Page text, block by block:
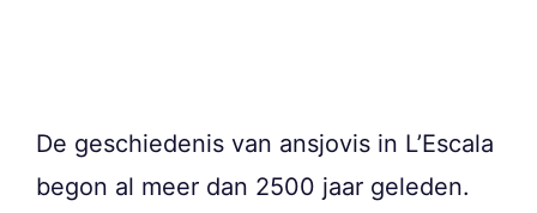
De geschiedenis van ansjovis in L’Escala
begon al meer dan 2500 jaar geleden.